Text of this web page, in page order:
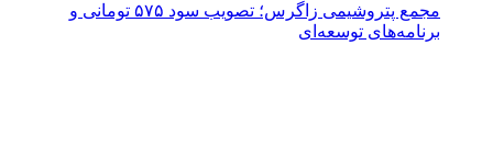
مجمع پتروشیمی زاگرس؛ تصویب سود ۵۷۵ تومانی و
برنامه‌های توسعه‌ای